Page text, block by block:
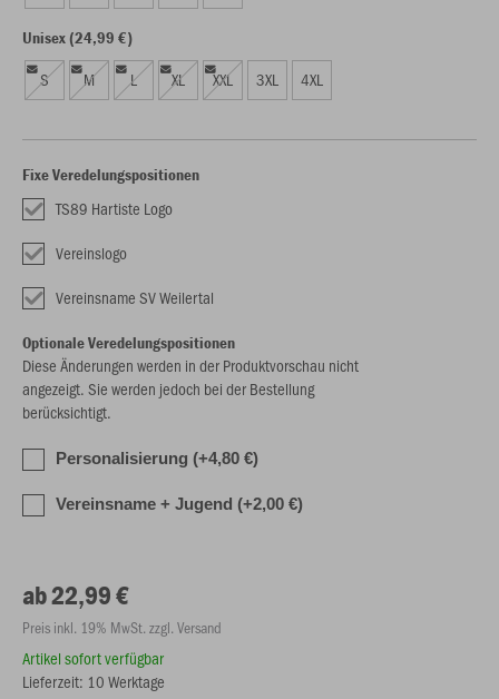
Unisex (24,99 €)
S M L XL XXL 3XL 4XL
Fixe Veredelungspositionen
TS89 Hartiste Logo
Vereinslogo
Vereinsname SV Weilertal
Optionale Veredelungspositionen
Diese Änderungen werden in der Produktvorschau nicht
angezeigt. Sie werden jedoch bei der Bestellung
berücksichtigt.
Personalisierung (+4,80 €)
Vereinsname + Jugend (+2,00 €)
ab 22,99 €
Preis inkl. 19% MwSt. zzgl. Versand
Artikel sofort verfügbar
Lieferzeit: 10 Werktage